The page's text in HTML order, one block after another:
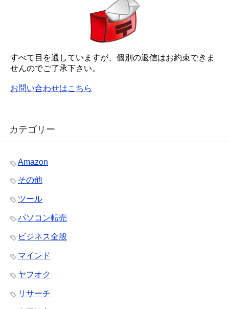
すべて目を通していますが、個別の返信はお約束できま
せんのでご了承下さい。
お問い合わせはこちら
カテゴリー
Amazon
その他
ツール
パソコン転売
ビジネス全般
マインド
ヤフオク
リサーチ